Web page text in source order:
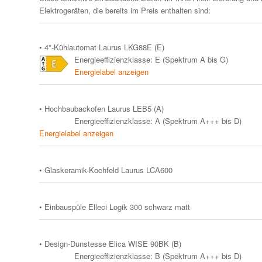
Elektrogeräten, die bereits im Preis enthalten sind:
• 4*-Kühlautomat Laurus LKG88E (E)
Energieeffizienzklasse: E (Spektrum A bis G)
Energielabel anzeigen
• Hochbaubackofen Laurus LEB5 (A)
Energieeffizienzklasse: A (Spektrum A+++ bis D)
Energielabel anzeigen
• Glaskeramik-Kochfeld Laurus LCA600
• Einbauspüle Elleci Logik 300 schwarz matt
• Design-Dunstesse Elica WISE 90BK (B)
Energieeffizienzklasse: B (Spektrum A+++ bis D)